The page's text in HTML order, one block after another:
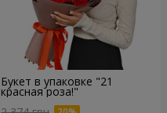
Букет в упаковке "21
красная роза!"